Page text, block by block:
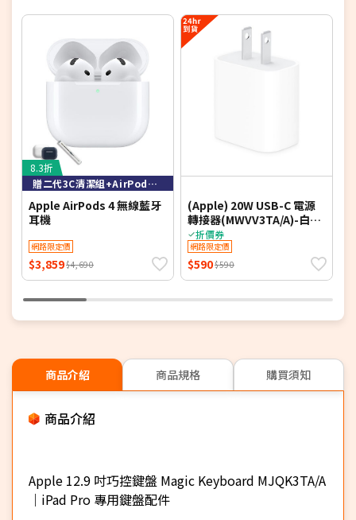
12.9 吋 iPad Pro (第 6 代)
12.9 吋 iPad Pro (第 4 代)
12.9 吋 iPad Pro (第 3 代)
13 吋 iPad Air (M3)
8.3折
贈二代3C清潔組+AirPods 保護殼
Apple AirPods 4 無線藍牙
耳機
網路限定價
$3,859$4,690
(Apple) 20W USB-C 電源
轉接器(MWVV3TA/A)-白
Apple原廠
折價券
網路限定價
$590$590
商品介紹 商品規格 購買須知
商品介紹
Apple 12.9 吋巧控鍵盤 Magic Keyboard MJQK3TA/A
｜iPad Pro 專用鍵盤配件